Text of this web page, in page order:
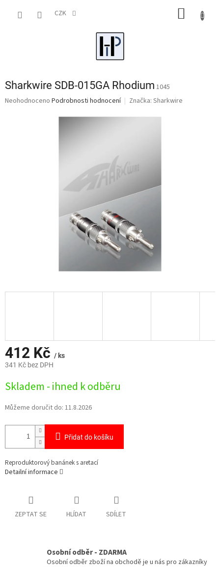
CZK
Sharkwire SDB-015GA Rhodium 1045
Průměrné
Neohodnoceno Podrobnosti hodnocení Značka: Sharkwire
412 Kč / ks
341 Kč bez DPH
cena:
Skladem - ihned k odběru
Můžeme doručit do: 11.8.2026
Přidat do košíku
Reproduktorový banánek s aretací
Detailní informace
ZEPTAT SE HLÍDAT SDÍLET
Osobní odběr - ZDARMA
Osobní odběr zboží na obchodě je u nás pro zákazníky